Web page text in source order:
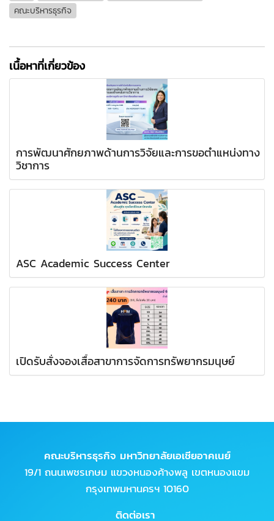
คณะบริหารธุรกิจ
เนื้อหาที่เกี่ยวข้อง
การพัฒนาศักยภาพด้านการวิจัยและการขอตำแหน่งทาง
วิชาการ
ASC Academic Success Center
เปิดรับสั่งจองเสื้อสาขาการจัดการทรัพยากรมนุษย์
คณะบริหารธุรกิจ มหาวิทยาลัยเอเชียอาคเนย์
19/1 ถนนเพชรเกษม แขวงหนองค้างพลู เขตหนองแขม
กรุงเทพมหานครฯ 10160
ติดต่อเรา